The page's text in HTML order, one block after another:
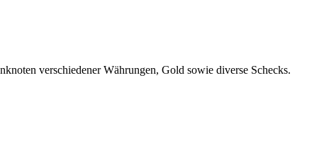
verschiedener Währungen, Gold sowie diverse Schecks.